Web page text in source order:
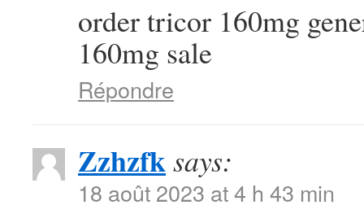
order tricor 160mg
160mg sale
Répondre
Zzhzfksays:
18 août 2023 at 4 h 43 min